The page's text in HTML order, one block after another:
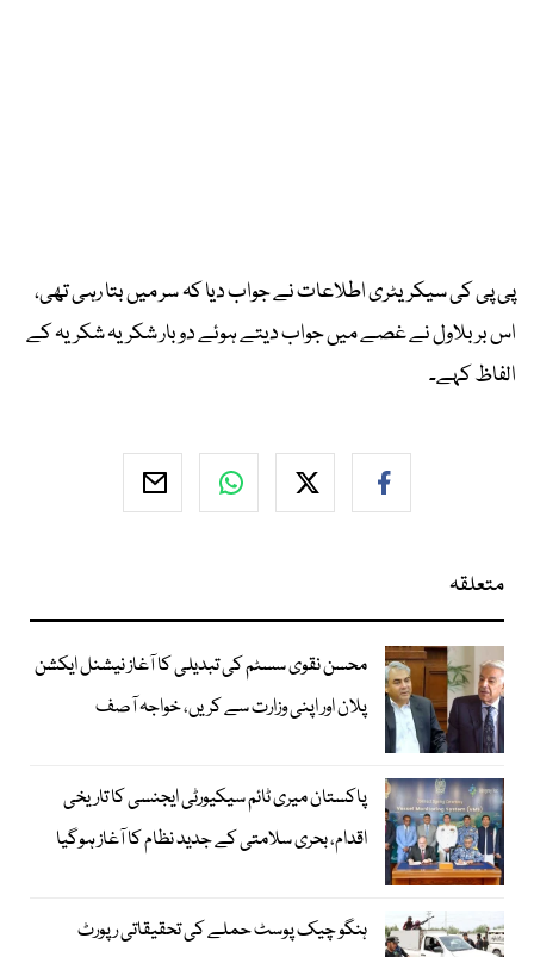
پی پی کی سیکریٹری اطلاعات نے جواب دیا کہ سر میں بتا رہی تھی،
اس بر بلاول نے غصے میں جواب دیتے ہوئے دو بار شکریہ شکریہ کے
الفاظ کہے۔
متعلقہ
محسن نقوی سسٹم کی تبدیلی کا آغاز نیشنل ایکشن
پلان اور اپنی وزارت سے کریں، خواجہ آصف
پاکستان میری ٹائم سیکیورٹی ایجنسی کا تاریخی
اقدام، بحری سلامتی کے جدید نظام کا آغاز ہوگیا
ہنگو چیک پوسٹ حملے کی تحقیقاتی رپورٹ